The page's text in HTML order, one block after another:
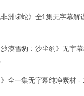
洲蟒蛇》全1集无字幕解
漠雪豹：沙尘豹》无字
全一集无字幕纯净素材 -